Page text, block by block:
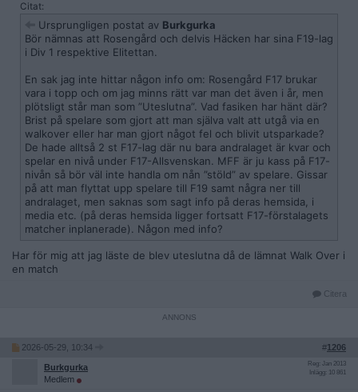
Citat:
Ursprungligen postat av Burkgurka
Bör nämnas att Rosengård och delvis Häcken har sina F19-lag
i Div 1 respektive Elitettan.
En sak jag inte hittar någon info om: Rosengård F17 brukar
vara i topp och om jag minns rätt var man det även i år, men
plötsligt står man som ”Uteslutna”. Vad fasiken har hänt där?
Brist på spelare som gjort att man själva valt att utgå via en
walkover eller har man gjort något fel och blivit utsparkade?
De hade alltså 2 st F17-lag där nu bara andralaget är kvar och
spelar en nivå under F17-Allsvenskan. MFF är ju kass på F17-
nivån så bör väl inte handla om nån ”stöld” av spelare. Gissar
på att man flyttat upp spelare till F19 samt några ner till
andralaget, men saknas som sagt info på deras hemsida, i
media etc. (på deras hemsida ligger fortsatt F17-förstalagets
matcher inplanerade). Någon med info?
Har för mig att jag läste de blev uteslutna då de lämnat Walk Over i
en match
Citera
2026-05-29, 10:34 #1206
Burkgurka
Medlem
Reg: Jan 2013
Inlägg: 10 861